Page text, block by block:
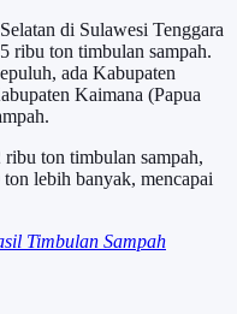
di Sulawesi Tenggara
ribu ton timbulan sampah.
ada Kabupaten
Kaimana (Papua
ton timbulan sampah,
lebih banyak, mencapai
Timbulan Sampah